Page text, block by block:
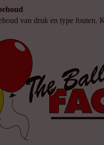
van druk en type fouten.